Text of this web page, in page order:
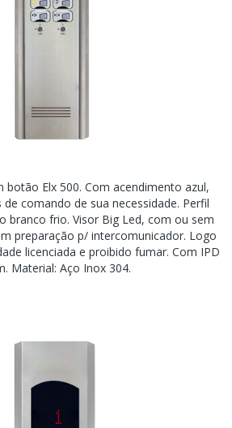
Elx 500. Com acendimento azul,
comando de sua necessidade. Perfil
branco frio. Visor Big Led, com ou sem
preparação p/ intercomunicador. Logo
licenciada e proibido fumar. Com IPD
Material: Aço Inox 304.